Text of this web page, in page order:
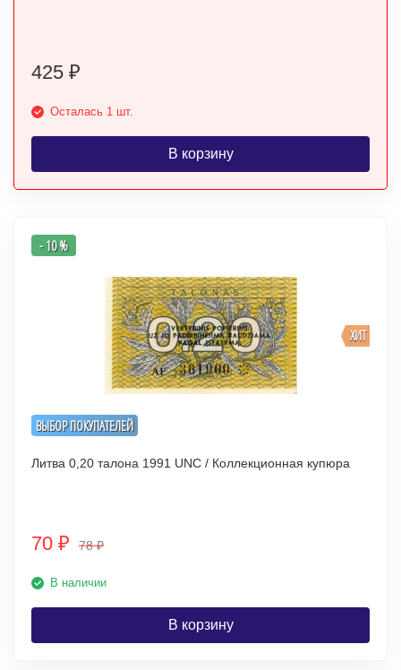
425 ₽
Осталась 1 шт.
В корзину
ВЫБОР ПОКУПАТЕЛЕЙ
ХИТ
- 10 %
Литва 0,20 талона 1991 UNC / Коллекционная купюра
70 ₽ 78₽
В наличии
В корзину